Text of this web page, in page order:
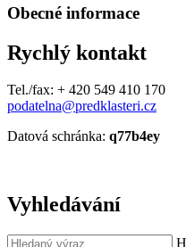
Obecné informace
Rychlý kontakt
Tel./fax: + 420 549 410 170
podatelna@predklasteri.cz
Datová schránka: q77b4ey
Vyhledávání